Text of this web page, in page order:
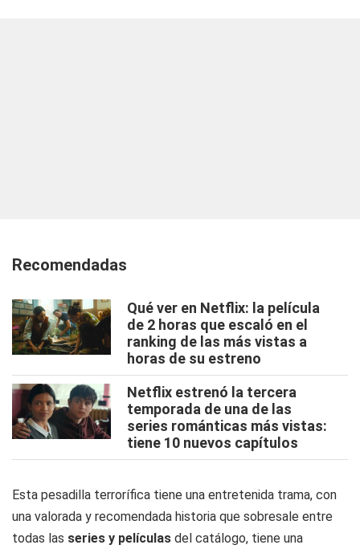
Recomendadas
Qué ver en Netflix: la película
de 2 horas que escaló en el
ranking de las más vistas a
horas de su estreno
Netflix estrenó la tercera
temporada de una de las
series románticas más vistas:
tiene 10 nuevos capítulos
Esta pesadilla terrorífica tiene una entretenida trama, con
una valorada y recomendada historia que sobresale entre
todas las series y películas del catálogo, tiene una